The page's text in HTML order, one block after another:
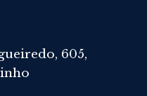
605,